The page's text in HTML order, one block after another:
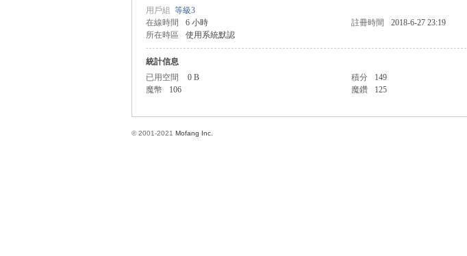
用戶組 等級3
在線時間
6 小時 註冊時間 2018-6-27 23:19
所在時區
使用系統默認
統計信息
已用空間
0 B 積分 149
魔幣
106 魔鑽 125
© 2001-2021 Mofang Inc.